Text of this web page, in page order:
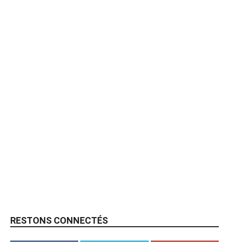
RESTONS CONNECTÉS